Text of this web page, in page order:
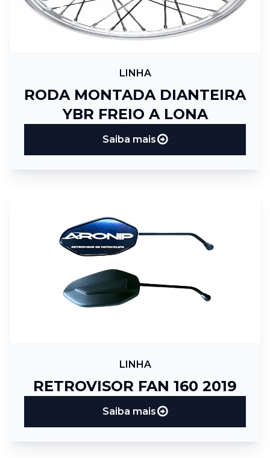
LINHA
RODA MONTADA DIANTEIRA
YBR FREIO A LONA
Saiba mais
LINHA
RETROVISOR FAN 160 2019
Saiba mais